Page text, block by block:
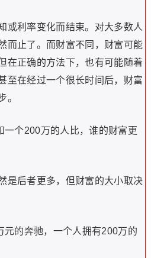
或利率变化而结束。对大多数人
而止了。而财富不同，财富可能
在正确的方法下，也有可能随着
至在经过一个很长时间后，财富
。
一个200万的人比，谁的财富更
是后者更多，但财富的大小取决
元的奔驰，一个人拥有200万的